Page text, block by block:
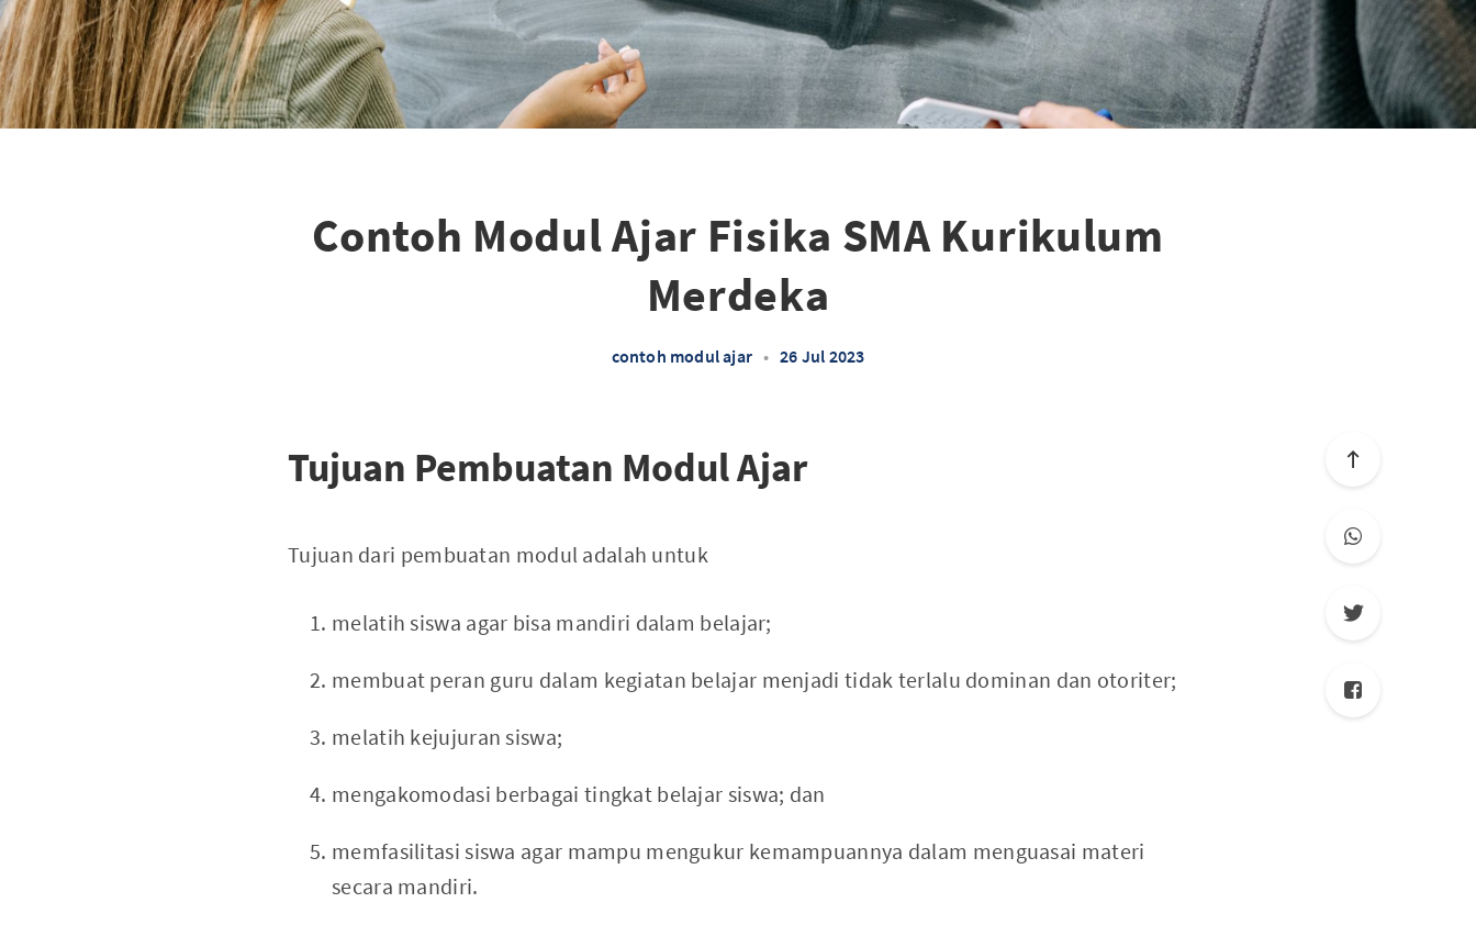
Contoh Modul Ajar Fisika SMA Kurikulum
Merdeka
contoh modul ajar • 26 Jul 2023
Tujuan Pembuatan Modul Ajar
Tujuan dari pembuatan modul adalah untuk
melatih siswa agar bisa mandiri dalam belajar;
membuat peran guru dalam kegiatan belajar menjadi tidak terlalu dominan dan otoriter;
melatih kejujuran siswa;
mengakomodasi berbagai tingkat belajar siswa; dan
memfasilitasi siswa agar mampu mengukur kemampuannya dalam menguasai materi
secara mandiri.